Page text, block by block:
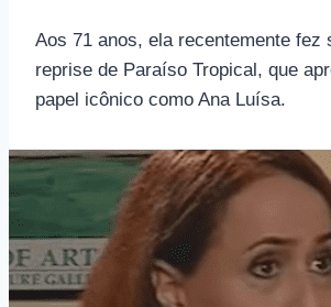
Aos 71 anos, ela recentemente fez
reprise de Paraíso Tropical, que
papel icônico como Ana Luísa.